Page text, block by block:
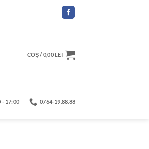
COȘ /0,00LEI
- 17:00 0764-19.88.88